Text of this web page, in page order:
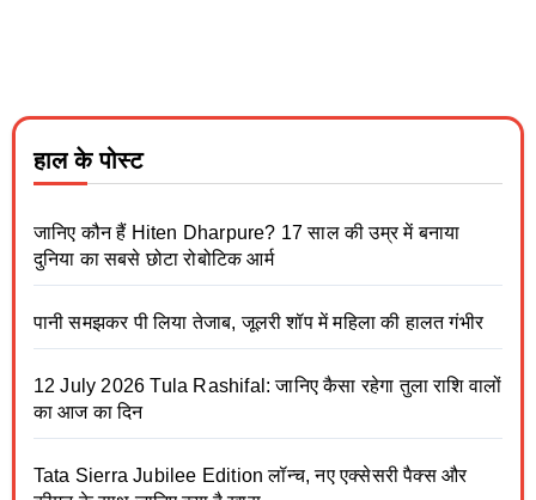
हाल के पोस्ट
जानिए कौन हैं Hiten Dharpure? 17 साल की उम्र में बनाया
दुनिया का सबसे छोटा रोबोटिक आर्म
पानी समझकर पी लिया तेजाब, जूलरी शॉप में महिला की हालत गंभीर
12 July 2026 Tula Rashifal: जानिए कैसा रहेगा तुला राशि वालों
का आज का दिन
Tata Sierra Jubilee Edition लॉन्च, नए एक्सेसरी पैक्स और